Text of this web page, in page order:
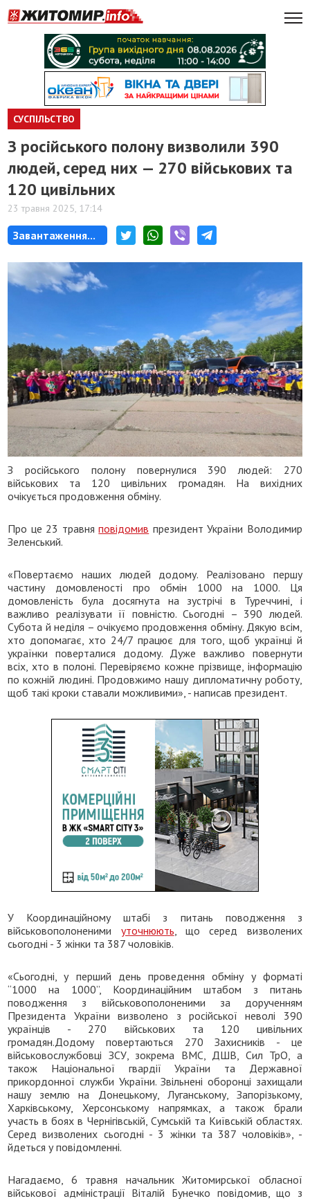
СУСПІЛЬСТВО
З російського полону визволили 390
людей, серед них — 270 військових та
120 цивільних
23 травня 2025, 17:14
Завантаження...
З російського полону повернулися 390 людей: 270
військових та 120 цивільних громадян. На вихідних
очікується продовження обміну.
Про це 23 травняповідомив президент України Володимир
Зеленський.
«Повертаємо наших людей додому. Реалізовано першу
частину домовленості про обмін 1000 на 1000. Ця
домовленість була досягнута на зустрічі в Туреччині, і
важливо реалізувати її повністю. Сьогодні – 390 людей.
Субота й неділя – очікуємо продовження обміну. Дякую всім,
хто допомагає, хто 24/7 працює для того, щоб українці й
українки поверталися додому. Дуже важливо повернути
всіх, хто в полоні. Перевіряємо кожне прізвище, інформацію
по кожній людині. Продовжимо нашу дипломатичну роботу,
щоб такі кроки ставали можливими», - написав президент.
У Координаційному штабі з питань поводження з
військовополоненими уточнюють , що серед визволених
сьогодні - 3 жінки та 387 чоловіків.
«Сьогодні, у перший день проведення обміну у форматі
“1000 на 1000”, Координаційним штабом з питань
поводження з військовополоненими за дорученням
Президента України визволено з російської неволі 390
українців - 270 військових та 120 цивільних
громадян.Додому повертаються 270 Захисників - це
військовослужбовці ЗСУ, зокрема ВМС, ДШВ, Сил ТрО, а
також Національної гвардії України та Державної
прикордонної служби України. Звільнені оборонці захищали
нашу землю на Донецькому, Луганському, Запорізькому,
Харківському, Херсонському напрямках, а також брали
участь в боях в Чернігівській, Сумській та Київській областях.
Серед визволених сьогодні - 3 жінки та 387 чоловіків», -
йдеться у повідомленні.
Нагадаємо, 6 травня начальник Житомирської обласної
військової адміністрації Віталій Бунечко повідомив, що з